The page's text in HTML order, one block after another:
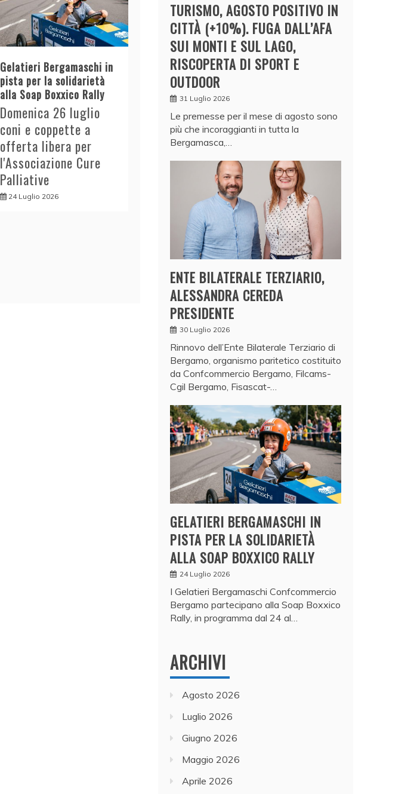
Gelatieri Bergamaschi in
pista per la solidarietà
alla Soap Boxxico Rally
Domenica 26 luglio
coni e coppette a
offerta libera per
l'Associazione Cure
Palliative
24 Luglio 2026
TURISMO, AGOSTO POSITIVO IN
CITTÀ (+10%). FUGA DALL’AFA
SUI MONTI E SUL LAGO,
RISCOPERTA DI SPORT E
OUTDOOR
31 Luglio 2026
Le premesse per il mese di agosto sono
più che incoraggianti in tutta la
Bergamasca,…
ENTE BILATERALE TERZIARIO,
ALESSANDRA CEREDA
PRESIDENTE
30 Luglio 2026
Rinnovo dell’Ente Bilaterale Terziario di
Bergamo, organismo paritetico costituito
da Confcommercio Bergamo, Filcams-
Cgil Bergamo, Fisascat-…
GELATIERI BERGAMASCHI IN
PISTA PER LA SOLIDARIETÀ
ALLA SOAP BOXXICO RALLY
24 Luglio 2026
I Gelatieri Bergamaschi Confcommercio
Bergamo partecipano alla Soap Boxxico
Rally, in programma dal 24 al…
ARCHIVI
Agosto 2026
Luglio 2026
Giugno 2026
Maggio 2026
Aprile 2026